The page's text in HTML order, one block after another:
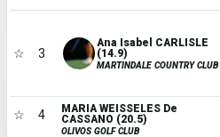
☆ 3
Ana Isabel CARLISLE
(14.9)
MARTINDALE COUNTRY CLUB
☆ 4
MARIA WEISSELES De
CASSANO (20.5)
OLIVOS GOLF CLUB